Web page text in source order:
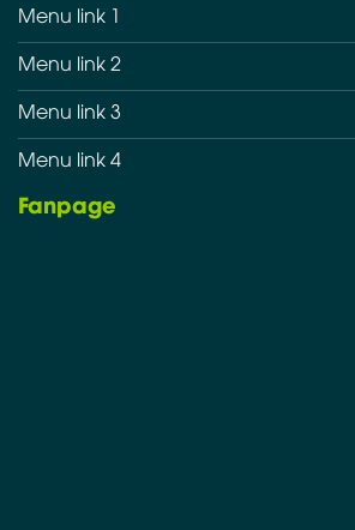
Menu link 1
Menu link 2
Menu link 3
Menu link 4
Fanpage